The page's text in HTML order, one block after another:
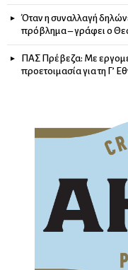
Όταν η συναλλαγή
πρόβλημα – γράφει ο
ΠΑΣ Πρέβεζα: Με
προετοιμασία για τη Γ’